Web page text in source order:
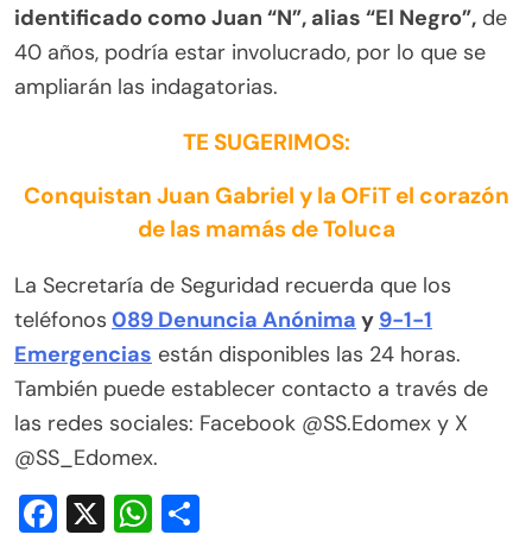
identificado como Juan “N”, alias “El Negro”, de
40 años, podría estar involucrado, por lo que se
ampliarán las indagatorias.
TE SUGERIMOS:
Conquistan Juan Gabriel y la OFiT el corazón
de las mamás de Toluca
La Secretaría de Seguridad recuerda que los
teléfonos 089 Denuncia Anónima y 9-1-1
Emergencias están disponibles las 24 horas.
También puede establecer contacto a través de
las redes sociales: Facebook @SS.Edomex y X
@SS_Edomex.
Facebook
X WhatsApp